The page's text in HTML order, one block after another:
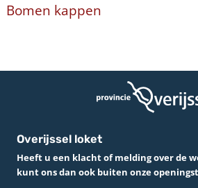
Bomen kappen
Overijssel loket
Heeft u een klacht of melding over de
kunt ons dan ook buiten onze